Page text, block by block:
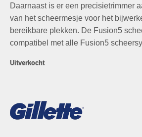
Daarnaast is er een precisietrimmer
van het scheermesje voor het
bereikbare plekken. De Fusion5
compatibel met alle Fusion5
Uitverkocht